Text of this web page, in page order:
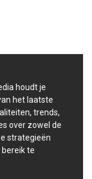
houdt je
het laatste
trends,
over zowel de
strategieën
te